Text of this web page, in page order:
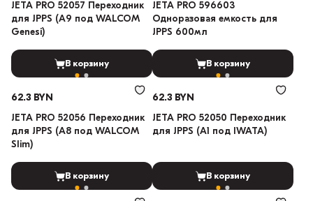
JETA PRO 52057 Переходник
для JPPS (A9 под WALCOM
Genesi)
В корзину
JETA PRO 596603
Одноразовая емкость для
JPPS 600мл
В корзину
62.3 BYN
JETA PRO 52056 Переходник
для JPPS (A8 под WALCOM
Slim)
В корзину
62.3 BYN
JETA PRO 52050 Переходник
для JPPS (A1 под IWATA)
В корзину